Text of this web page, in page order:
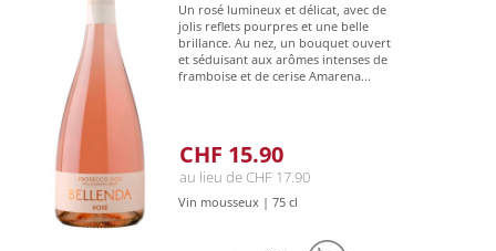
Un rosé lumineux et délicat, avec de
jolis reflets pourpres et une belle
brillance. Au nez, un bouquet ouvert
et séduisant aux arômes intenses de
framboise et de cerise Amarena...
CHF 15.90
au lieu de CHF 17.90
Vin mousseux | 75 cl